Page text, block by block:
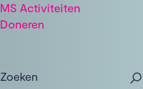
MS Activiteiten
Doneren